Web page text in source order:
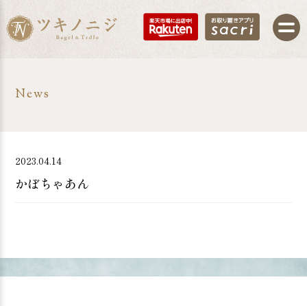
News
2023.04.14
かぼちゃあん